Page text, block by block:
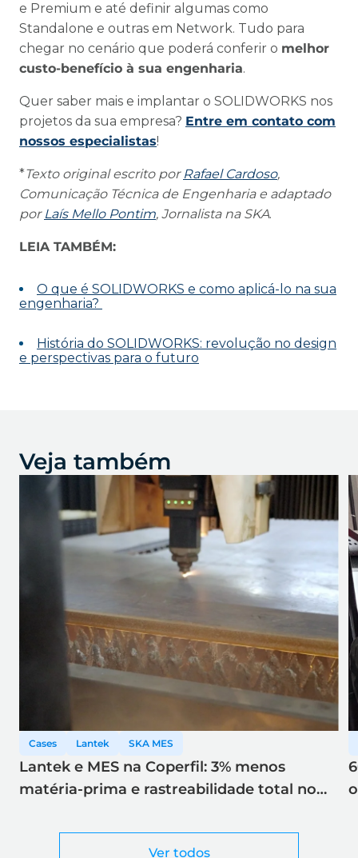
e Premium e até definir algumas como
Standalone e outras em Network. Tudo para
chegar no cenário que poderá conferir o melhor
custo-benefício à sua engenharia.
Quer saber mais e implantar o SOLIDWORKS nos
projetos da sua empresa? Entre em contato com
nossos especialistas!
*Texto original escrito por Rafael Cardoso,
Comunicação Técnica de Engenharia e adaptado
por Laís Mello Pontim, Jornalista na SKA.
LEIA TAMBÉM:
O que é SOLIDWORKS e como aplicá-lo na sua
engenharia?
História do SOLIDWORKS: revolução no design
e perspectivas para o futuro
Veja também
Ver todos
Cases Lantek SKA MES
Lantek e MES na Coperfil: 3% menos
matéria-prima e rastreabilidade total no